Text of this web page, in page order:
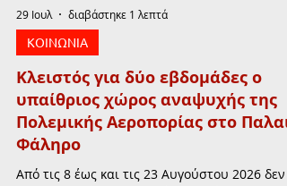
29 Ιουλ διαβάστηκε 1 λεπτά
ΚΟΙΝΩΝΙΑ
Κλειστός για δύο εβδομάδες ο
υπαίθριος χώρος αναψυχής της
Πολεμικής Αεροπορίας στο
Φάληρο